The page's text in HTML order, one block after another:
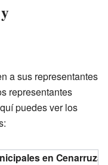
a sus representantes
representantes
puedes ver los
en Cenarruza